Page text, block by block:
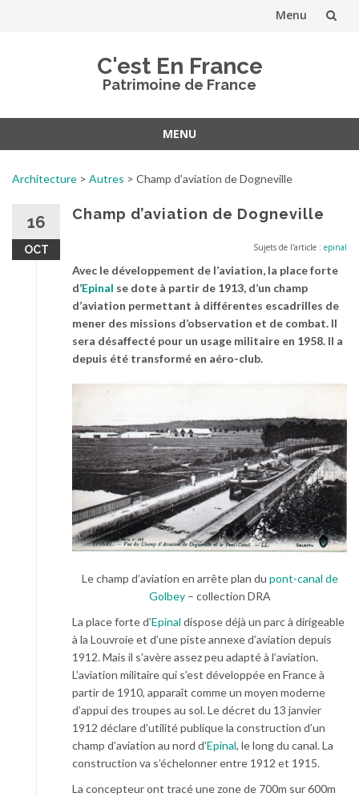
Menu
C'est En France
Patrimoine de France
MENU
Architecture > Autres > Champ d’aviation de Dogneville
16
OCT
Champ d’aviation de Dogneville
Sujets de l'article : epinal
Avec le développement de l’aviation, la place forte
d’Epinal se dote à partir de 1913, d’un champ
d’aviation permettant à différentes escadrilles de
mener des missions d’observation et de combat. Il
sera désaffecté pour un usage militaire en 1958. Il a
depuis été transformé en aéro-club.
Le champ d’aviation en arrête plan du pont-canal de
Golbey– collection DRA
La place forte d’Epinal dispose déjà un parc à dirigeable
à la Louvroie et d’une piste annexe d’aviation depuis
1912. Mais il s’avère assez peu adapté à l’aviation.
L’aviation militaire qui s’est développée en France à
partir de 1910, apparaît comme un moyen moderne
d’appui des troupes au sol. Le décret du 13 janvier
1912 déclare d’utilité publique la construction d’un
champ d’aviation au nord d’Epinal, le long du canal. La
construction va s’échelonner entre 1912 et 1915.
La concepteur ont tracé une zone de 700m sur 600m